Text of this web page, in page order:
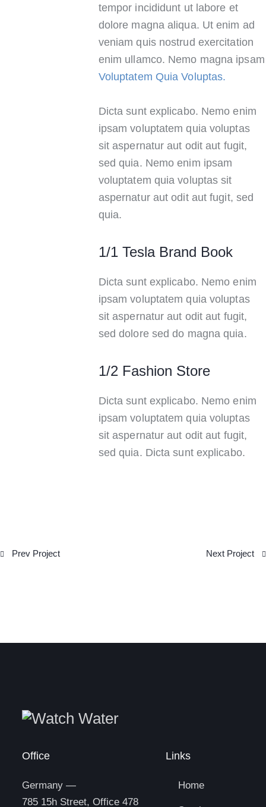
tempor incididunt ut labore et
dolore magna aliqua. Ut enim ad
veniam quis nostrud exercitation
enim ullamco. Nemo magna ipsam
Voluptatem Quia Voluptas.
Dicta sunt explicabo. Nemo enim
ipsam voluptatem quia voluptas
sit aspernatur aut odit aut fugit,
sed quia. Nemo enim ipsam
voluptatem quia voluptas sit
aspernatur aut odit aut fugit, sed
quia.
1/1 Tesla Brand Book
Dicta sunt explicabo. Nemo enim
ipsam voluptatem quia voluptas
sit aspernatur aut odit aut fugit,
sed dolore sed do magna quia.
1/2 Fashion Store
Dicta sunt explicabo. Nemo enim
ipsam voluptatem quia voluptas
sit aspernatur aut odit aut fugit,
sed quia. Dicta sunt explicabo.
Prev Project Next Project
Office
Germany —
785 15h Street, Office 478
Links
Home